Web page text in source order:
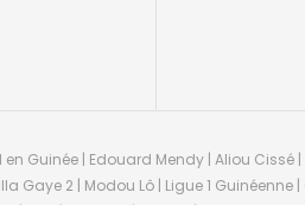
Guinée | Edouard Mendy | Aliou Cissé
2 | Modou Lô | Ligue 1 Guinéenne |